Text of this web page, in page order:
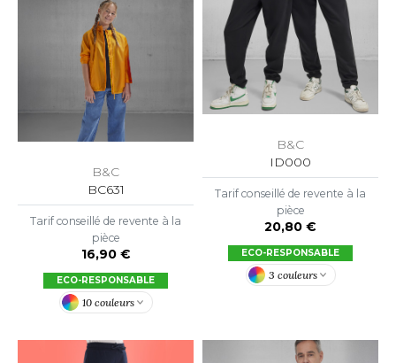
ATHLETIC®
ATHLETIC® COLLECTION
DENIM
B&C
BC631
Tarif conseillé de revente à la
pièce
16,90 €
ECO-RESPONSABLE
10 couleurs
B&C
ID000
Tarif conseillé de revente à la
pièce
20,80 €
ECO-RESPONSABLE
3 couleurs